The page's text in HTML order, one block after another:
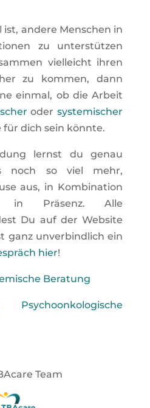
andere Menschen in
zu unterstützen
vielleicht ihren
zu kommen, dann
einmal, ob die Arbeit
odersystemischer
für dich sein könnte.
lernst du genau
noch so viel mehr,
aus, in Kombination
in Präsenz. Alle
Du auf der Website
ganz unverbindlich ein
hier!
Beratung
Psychoonkologische
Team